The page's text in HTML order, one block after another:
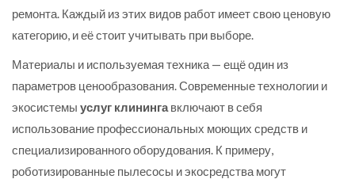
ремонта. Каждый из этих видов работ имеет свою ценовую
категорию, и её стоит учитывать при выборе.
Материалы и используемая техника — ещё один из
параметров ценообразования. Современные технологии и
экосистемы услуг клинингавключают в себя
использование профессиональных моющих средств и
специализированного оборудования. К примеру,
роботизированные пылесосы и экосредства могут